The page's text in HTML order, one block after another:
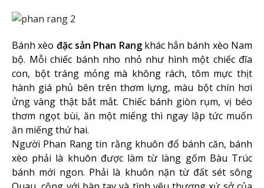
Bánh xèo đặc sản Phan Rangkhác hẳn bánh xèo Nam
bộ. Mỗi chiếc bánh nho nhỏ như hình một chiếc đĩa
con, bột tráng mỏng mà không rách, tôm mực thịt
hành giá phủ bên trên thơm lựng, màu bột chín hơi
ửng vàng thật bắt mắt. Chiếc bánh giòn rụm, vị béo
thơm ngọt bùi, ăn một miếng thì ngay lập tức muốn
ăn miếng thứ hai.
Người Phan Rang tin rằng khuôn đổ bánh căn, bánh
xèo phải là khuôn được làm từ làng gốm Bàu Trúc
bánh mới ngon. Phải là khuôn nặn từ đất sét sông